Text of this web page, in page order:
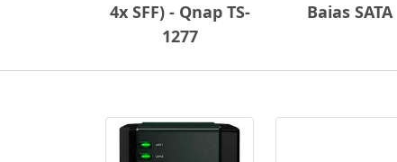
4x SFF) - Qnap TS-
1277
Baias SATA